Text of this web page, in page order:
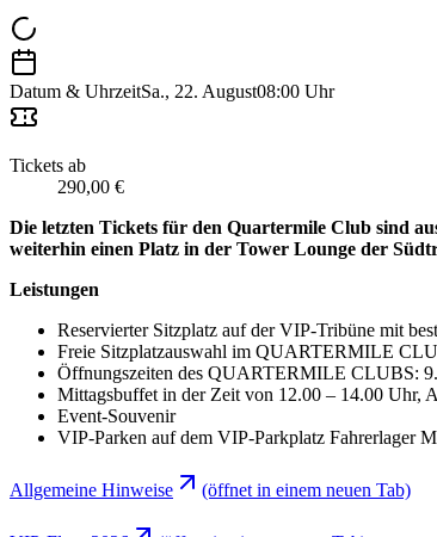
Datum & UhrzeitSa., 22. August08:00 Uhr
Tickets ab
290,00 €
Die letzten Tickets für den Quartermile Club sind
weiterhin einen Platz in der Tower Lounge der
Leistungen
Reservierter Sitzplatz auf der VIP-Tribüne mit
Freie Sitzplatzauswahl im QUARTERMILE
Öffnungszeiten des QUARTERMILE CLUBS:
Mittagsbuffet in der Zeit von 12.00 – 14.00 Uhr,
Event-Souvenir
VIP-Parken auf dem VIP-Parkplatz Fahrerlager
Allgemeine Hinweise (öffnet in einem neuen Tab)